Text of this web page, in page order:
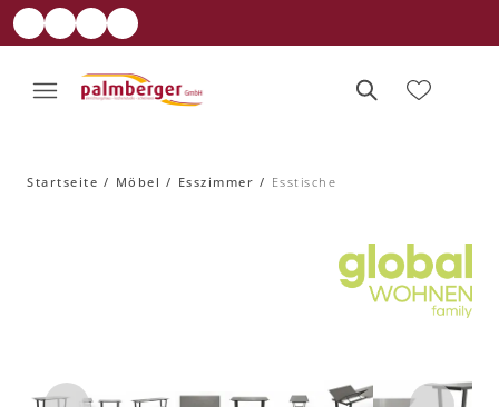
Startseite Möbel Esszimmer Esstische